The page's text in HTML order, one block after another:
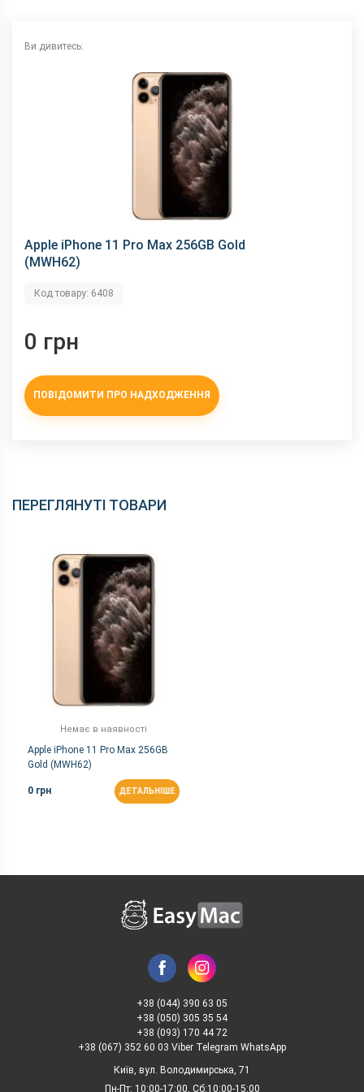
Характеристики та комплектацію товару виробник може
змінити без повідомлення.
Ви дивитесь:
Apple iPhone 11 Pro Max 256GB Gold
(MWH62)
Код товару: 6408
0 грн
ПОВІДОМИТИ ПРО НАДХОДЖЕННЯ
ПЕРЕГЛЯНУТІ ТОВАРИ
Немає в наявності
Apple iPhone 11 Pro Max 256GB
Gold (MWH62)
0 грн ДЕТАЛЬНІШЕ
+38 (044) 390 63 05
+38 (050) 305 35 54
+38 (093) 170 44 72
+38 (067) 352 60 03 Viber Telegram WhatsApp
Київ, вул. Володимирська, 71
Пн-Пт: 10:00-17:00, Сб:10:00-15:00